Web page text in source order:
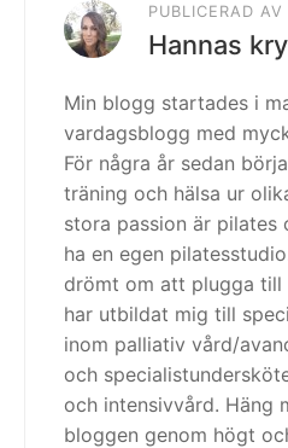
PUBLICERAD AV
Hannas
Min blogg startades i
vardagsblogg med
För några år sedan
träning och hälsa ur
stora passion är pilates
ha en egen
drömt om att plugga till
har utbildat mig till
inom palliativ vård/
och
och intensivvård. Häng
bloggen genom högt